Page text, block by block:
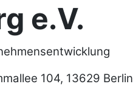
e.V.
104, 13629 Berlin